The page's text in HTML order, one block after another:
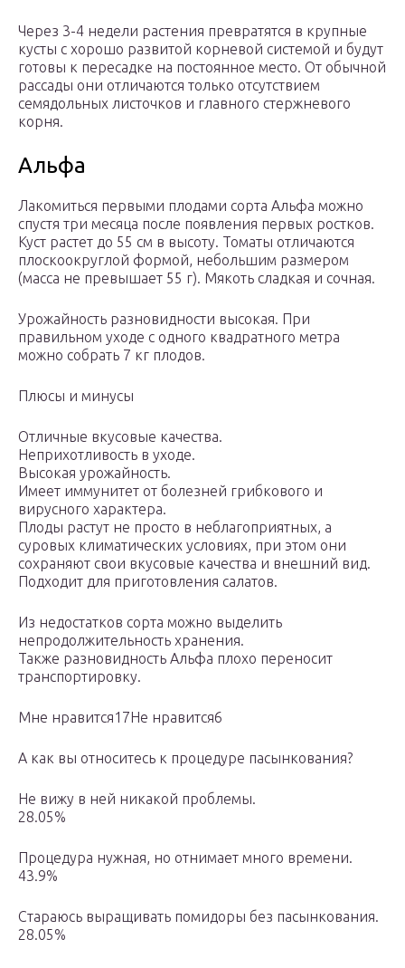
Через 3-4 недели растения превратятся в крупные
кусты с хорошо развитой корневой системой и будут
готовы к пересадке на постоянное место. От обычной
рассады они отличаются только отсутствием
семядольных листочков и главного стержневого
корня.
Альфа
Лакомиться первыми плодами сорта Альфа можно
спустя три месяца после появления первых ростков.
Куст растет до 55 см в высоту. Томаты отличаются
плоскоокруглой формой, небольшим размером
(масса не превышает 55 г). Мякоть сладкая и сочная.
Урожайность разновидности высокая. При
правильном уходе с одного квадратного метра
можно собрать 7 кг плодов.
Плюсы и минусы
Отличные вкусовые качества.
Неприхотливость в уходе.
Высокая урожайность.
Имеет иммунитет от болезней грибкового и
вирусного характера.
Плоды растут не просто в неблагоприятных, а
суровых климатических условиях, при этом они
сохраняют свои вкусовые качества и внешний вид.
Подходит для приготовления салатов.
Из недостатков сорта можно выделить
непродолжительность хранения.
Также разновидность Альфа плохо переносит
транспортировку.
Мне нравится17Не нравится6
А как вы относитесь к процедуре пасынкования?
Не вижу в ней никакой проблемы.
28.05%
Процедура нужная, но отнимает много времени.
43.9%
Стараюсь выращивать помидоры без пасынкования.
28.05%